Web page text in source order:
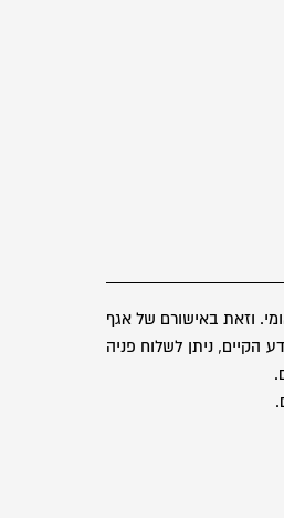
וזאת באישורם של אגף
הקיים, ניתן לשלוח פניה